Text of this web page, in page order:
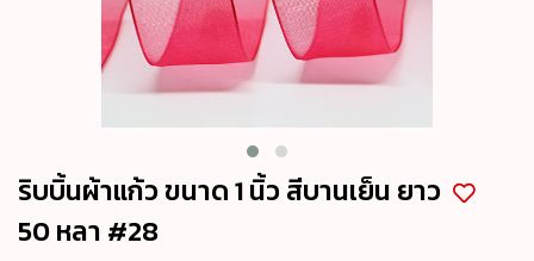
ริบบิ้นผ้าแก้ว ขนาด 1 นิ้ว สีบานเย็น ยาว
50 หลา #28